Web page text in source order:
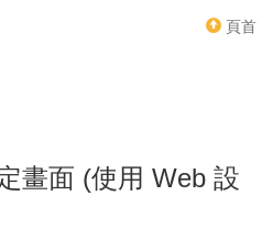
頁首
畫面 (使用 Web 設